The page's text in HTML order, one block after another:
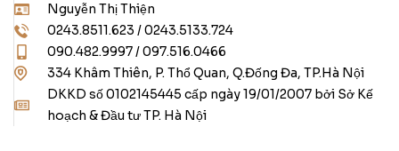
Nguyễn Thị Thiện
0243.8511.623 / 0243.5133.724
090.482.9997 / 097.516.0466
334 Khâm Thiên, P. Thổ Quan, Q.Đống Đa, TP.Hà Nội
DKKD số 0102145445 cấp ngày 19/01/2007 bởi Sở Kế
hoạch & Đầu tư TP. Hà Nội